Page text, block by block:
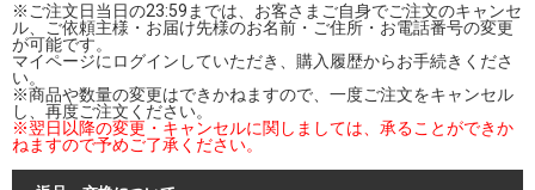
※ご注文日当日の23:59までは、お客さまご自身でご注文のキャンセ
ル、ご依頼主様・お届け先様のお名前・ご住所・お電話番号の変更
が可能です。
マイページにログインしていただき、購入履歴からお手続きくださ
い。
※商品や数量の変更はできかねますので、一度ご注文をキャンセル
し、再度ご注文ください。
※翌日以降の変更・キャンセルに関しましては、承ることができか
ねますので予めご了承ください。